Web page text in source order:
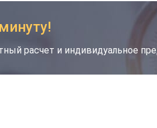
расчет и индивидуальное